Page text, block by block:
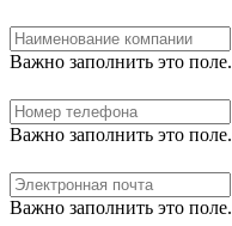
Важно заполнить это поле.
Важно заполнить это поле.
Важно заполнить это поле.